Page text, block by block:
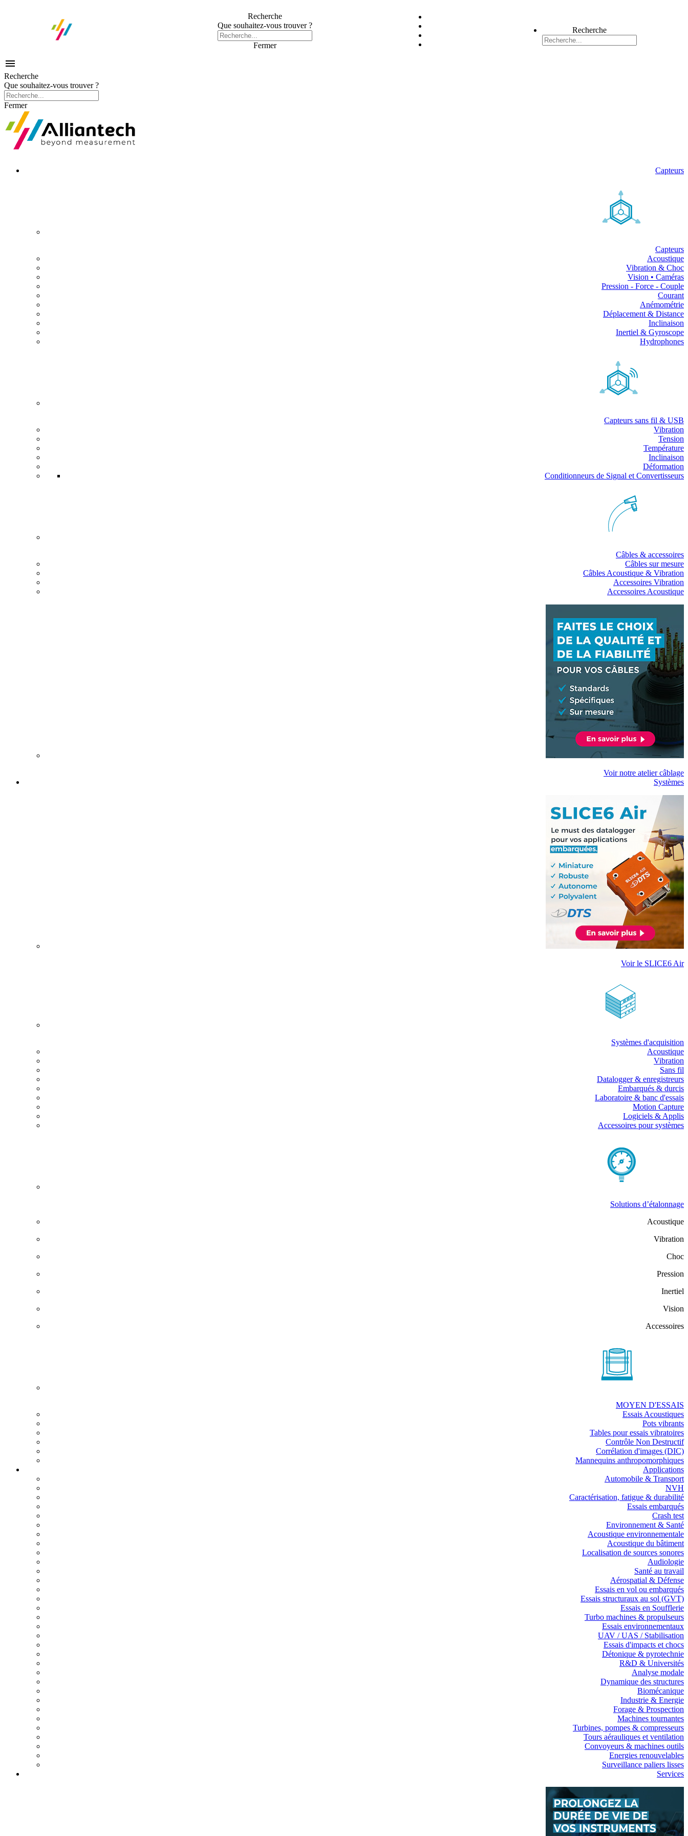
Recherche
Que souhaitez-vous trouver ?
Fermer
Recherche

Recherche
Que souhaitez-vous trouver ?
Fermer
Capteurs
Capteurs
Acoustique
Vibration & Choc
Vision • Caméras
Pression - Force - Couple
Courant
Anémométrie
Déplacement & Distance
Inclinaison
Inertiel & Gyroscope
Hydrophones
Capteurs sans fil & USB
Vibration
Tension
Température
Inclinaison
Déformation
Conditionneurs de Signal et Convertisseurs
Câbles & accessoires
Câbles sur mesure
Câbles Acoustique & Vibration
Accessoires Vibration
Accessoires Acoustique
Voir notre atelier câblage
Systèmes
Voir le SLICE6 Air
Systèmes d'acquisition
Acoustique
Vibration
Sans fil
Datalogger & enregistreurs
Embarqués & durcis
Laboratoire & banc d'essais
Motion Capture
Logiciels & Applis
Accessoires pour systèmes
Solutions d’étalonnage
Acoustique
Vibration
Choc
Pression
Inertiel
Vision
Accessoires
MOYEN D'ESSAIS
Essais Acoustiques
Pots vibrants
Tables pour essais vibratoires
Contrôle Non Destructif
Corrélation d'images (DIC)
Mannequins anthropomorphiques
Applications
Automobile & Transport
NVH
Caractérisation, fatigue & durabilité
Essais embarqués
Crash test
Environnement & Santé
Acoustique environnementale
Acoustique du bâtiment
Localisation de sources sonores
Audiologie
Santé au travail
Aérospatial & Défense
Essais en vol ou embarqués
Essais structuraux au sol (GVT)
Essais en Soufflerie
Turbo machines & propulseurs
Essais environnementaux
UAV / UAS / Stabilisation
Essais d'impacts et chocs
Détonique & pyrotechnie
R&D & Universités
Analyse modale
Dynamique des structures
Biomécanique
Industrie & Energie
Forage & Prospection
Machines tournantes
Turbines, pompes & compresseurs
Tours aérauliques et ventilation
Convoyeurs & machines outils
Energies renouvelables
Surveillance paliers lisses
Services